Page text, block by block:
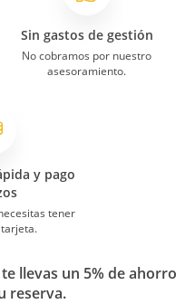
Sin gastos de gestión
No cobramos por nuestro
asesoramiento.
y pago
tener
llevas un 5% de ahorro
reserva.